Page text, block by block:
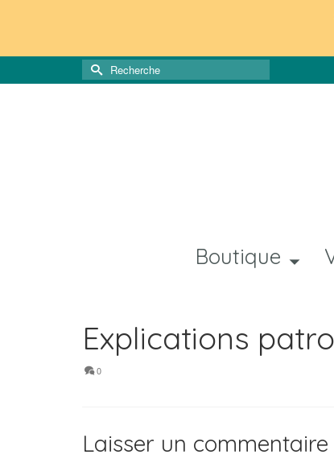
Rechercher :
Boutique
Explications
0
Laisser un commentaire